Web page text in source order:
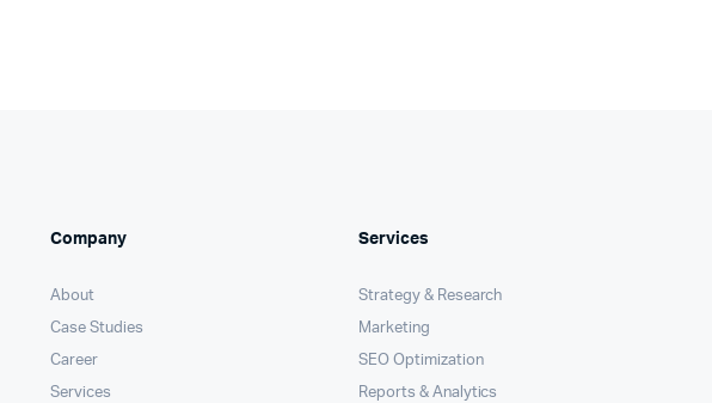
Company
About
Case Studies
Career
Services
Services
Strategy & Research
Marketing
SEO Optimization
Reports & Analytics